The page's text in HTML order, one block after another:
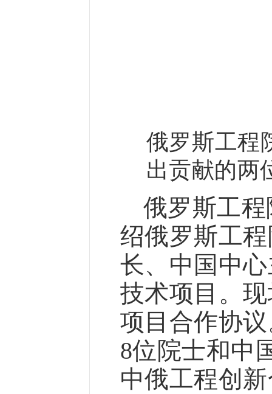
俄罗斯工程
出贡献的两
俄罗斯工
绍俄罗斯工
长、中国中
技术项目。
项目合作协
8位院士和中
中俄工程创